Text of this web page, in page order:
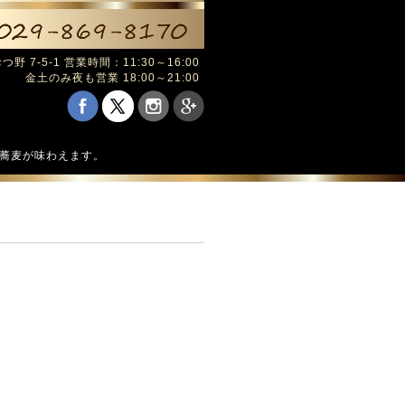
つ野 7-5-1 営業時間：11:30～16:00
金土のみ夜も営業 18:00～21:00
麦が味わえます。